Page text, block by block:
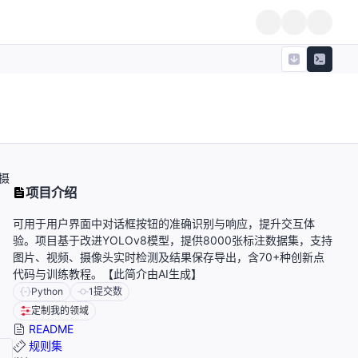
项目介绍
可用于用户界面中对话框按钮的准确识别与响应，提升交互体
验。项目基于改进YOLOv8模型，提供8000张标注数据集，支持
图片、视频、摄像头实时检测及结果保存导出，含70+种创新点
代码与训练教程。【此简介由AI生成】
Python 1提交数
定制我的领域
README
规则集